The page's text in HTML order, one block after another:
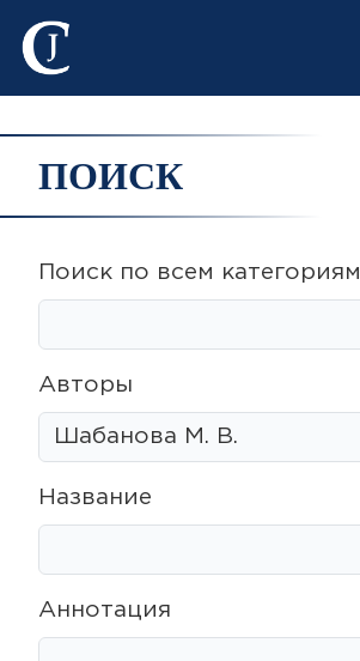
ПОИСК
Поиск по всем категориям
Авторы
Название
Аннотация